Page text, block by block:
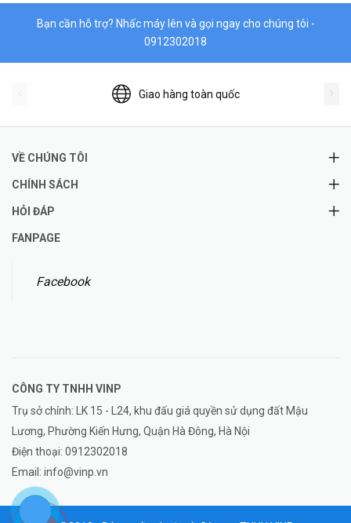
Bạn cần hỗ trợ? Nhấc máy lên và gọi ngay cho chúng tôi -
0912302018
Giao hàng toàn quốc
VỀ CHÚNG TÔI
CHÍNH SÁCH
HỎI ĐÁP
FANPAGE
Facebook
CÔNG TY TNHH VINP
Trụ sở chính: LK 15 - L24, khu đấu giá quyền sử dụng đất Mậu
Lương, Phường Kiến Hưng, Quận Hà Đông, Hà Nội
Điện thoại: 0912302018
Email: info@vinp.vn